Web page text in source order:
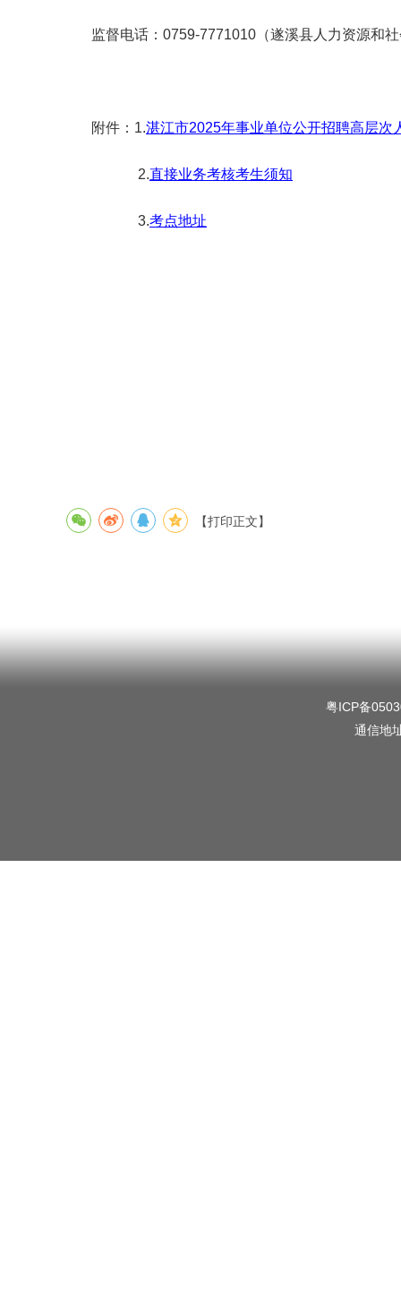
监督电话：0759-7771010（遂溪县人力资源和社
附件：1.湛江市2025年事业单位公开招聘高层次
2.直接业务考核考生须知
3.考点地址
【打印正文】
粤ICP备
通信地